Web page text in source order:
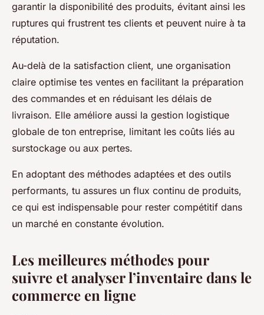
garantir la disponibilité des produits, évitant ainsi les
ruptures qui frustrent tes clients et peuvent nuire à ta
réputation.
Au-delà de la satisfaction client, une organisation
claire optimise tes ventes en facilitant la préparation
des commandes et en réduisant les délais de
livraison. Elle améliore aussi la gestion logistique
globale de ton entreprise, limitant les coûts liés au
surstockage ou aux pertes.
En adoptant des méthodes adaptées et des outils
performants, tu assures un flux continu de produits,
ce qui est indispensable pour rester compétitif dans
un marché en constante évolution.
Les meilleures méthodes pour
suivre et analyser l’inventaire dans le
commerce en ligne